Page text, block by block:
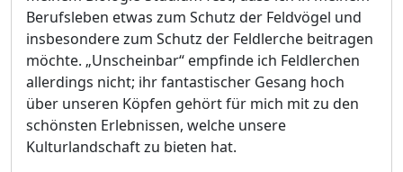
Berufsleben etwas zum Schutz der Feldvögel und
insbesondere zum Schutz der Feldlerche beitragen
möchte. „Unscheinbar“ empfinde ich Feldlerchen
allerdings nicht; ihr fantastischer Gesang hoch
über unseren Köpfen gehört für mich mit zu den
schönsten Erlebnissen, welche unsere
Kulturlandschaft zu bieten hat.